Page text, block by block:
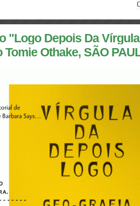
"Logo Depois Da
Tomie Othake, SÃO